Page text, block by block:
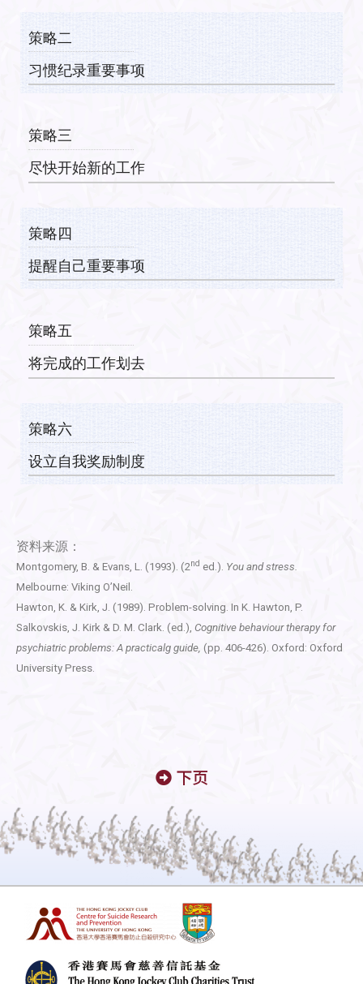
策略二
习惯纪录重要事项
策略三
尽快开始新的工作
策略四
提醒自己重要事项
策略五
将完成的工作划去
策略六
设立自我奖励制度
资料来源：
Montgomery, B. & Evans, L. (1993). (2nd ed.). You and stress.
Melbourne: Viking O’Neil.
Hawton, K. & Kirk, J. (1989). Problem-solving. In K. Hawton, P.
Salkovskis, J. Kirk & D. M. Clark. (ed.), Cognitive behaviour therapy for
psychiatric problems: A practicalg guide, (pp. 406-426). Oxford: Oxford
University Press.
下页